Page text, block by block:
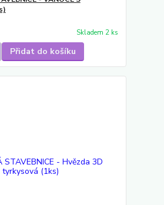
Skladem 2 ks
Přidat do košíku